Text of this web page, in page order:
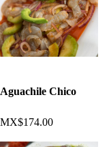
Aguachile Chico
MX$174.00